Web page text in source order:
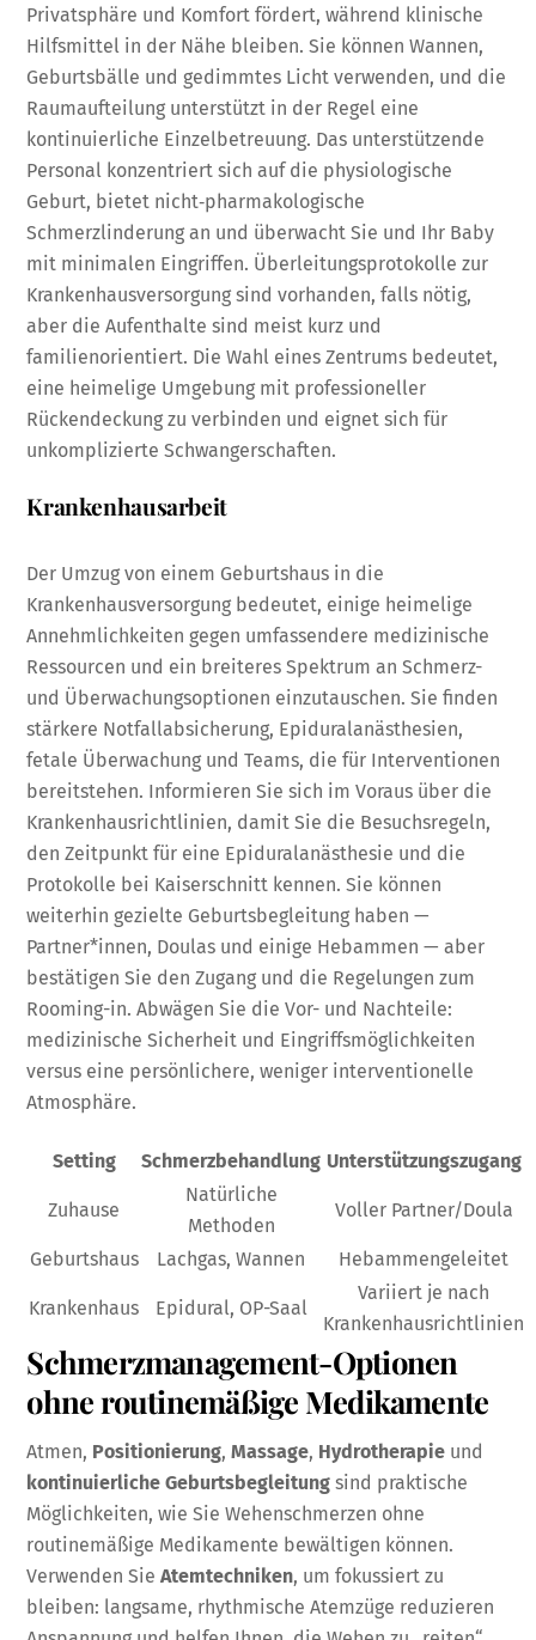
Privatsphäre und Komfort fördert, während klinische
Hilfsmittel in der Nähe bleiben. Sie können Wannen,
Geburtsbälle und gedimmtes Licht verwenden, und die
Raumaufteilung unterstützt in der Regel eine
kontinuierliche Einzelbetreuung. Das unterstützende
Personal konzentriert sich auf die physiologische
Geburt, bietet nicht‑pharmakologische
Schmerzlinderung an und überwacht Sie und Ihr Baby
mit minimalen Eingriffen. Überleitungsprotokolle zur
Krankenhausversorgung sind vorhanden, falls nötig,
aber die Aufenthalte sind meist kurz und
familienorientiert. Die Wahl eines Zentrums bedeutet,
eine heimelige Umgebung mit professioneller
Rückendeckung zu verbinden und eignet sich für
unkomplizierte Schwangerschaften.
Krankenhausarbeit
Der Umzug von einem Geburtshaus in die
Krankenhausversorgung bedeutet, einige heimelige
Annehmlichkeiten gegen umfassendere medizinische
Ressourcen und ein breiteres Spektrum an Schmerz-
und Überwachungsoptionen einzutauschen. Sie finden
stärkere Notfallabsicherung, Epiduralanästhesien,
fetale Überwachung und Teams, die für Interventionen
bereitstehen. Informieren Sie sich im Voraus über die
Krankenhausrichtlinien, damit Sie die Besuchsregeln,
den Zeitpunkt für eine Epiduralanästhesie und die
Protokolle bei Kaiserschnitt kennen. Sie können
weiterhin gezielte Geburtsbegleitung haben —
Partner*innen, Doulas und einige Hebammen — aber
bestätigen Sie den Zugang und die Regelungen zum
Rooming-in. Abwägen Sie die Vor- und Nachteile:
medizinische Sicherheit und Eingriffsmöglichkeiten
versus eine persönlichere, weniger interventionelle
Atmosphäre.
Setting Schmerzbehandlung Unterstützungszugang
Zuhause
Natürliche
Methoden
Voller Partner/Doula
Geburtshaus Lachgas, Wannen Hebammengeleitet
Krankenhaus Epidural, OP-Saal
Variiert je nach
Krankenhausrichtlinien
Schmerzmanagement-Optionen
ohne routinemäßige Medikamente
Atmen, Positionierung,Massage, Hydrotherapie und
kontinuierliche Geburtsbegleitung sind praktische
Möglichkeiten, wie Sie Wehenschmerzen ohne
routinemäßige Medikamente bewältigen können.
Verwenden SieAtemtechniken, um fokussiert zu
bleiben: langsame, rhythmische Atemzüge reduzieren